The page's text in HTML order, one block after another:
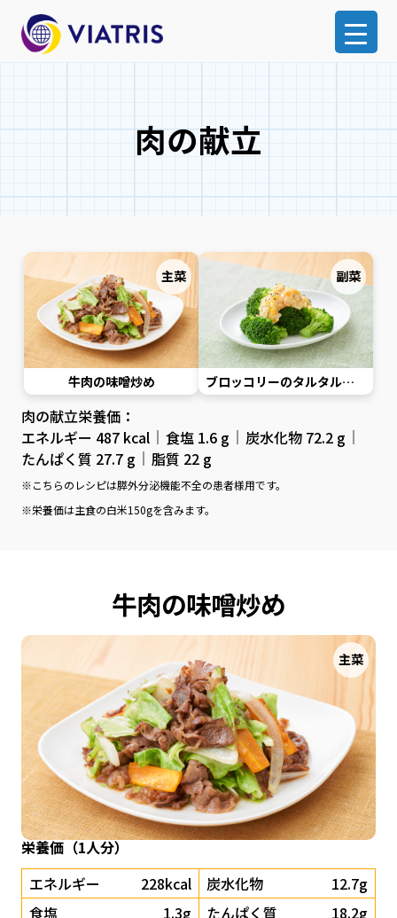
肉の献立
主菜
牛肉の味噌炒め
副菜
ブロッコリーのタルタル風サラダ
肉の献立栄養価：
エネルギー 487 kcal
食塩 1.6 g
炭水化物 72.2 g
たんぱく質 27.7 g
脂質 22 g
※こちらのレシピは膵外分泌機能不全の患者様用です。
※栄養価は主食の白米150gを含みます。
牛肉の味噌炒め
主菜
栄養価（1人分）
エネルギー
228kcal
食塩
1.3g
炭水化物
12.7g
たんぱく質
18.2g